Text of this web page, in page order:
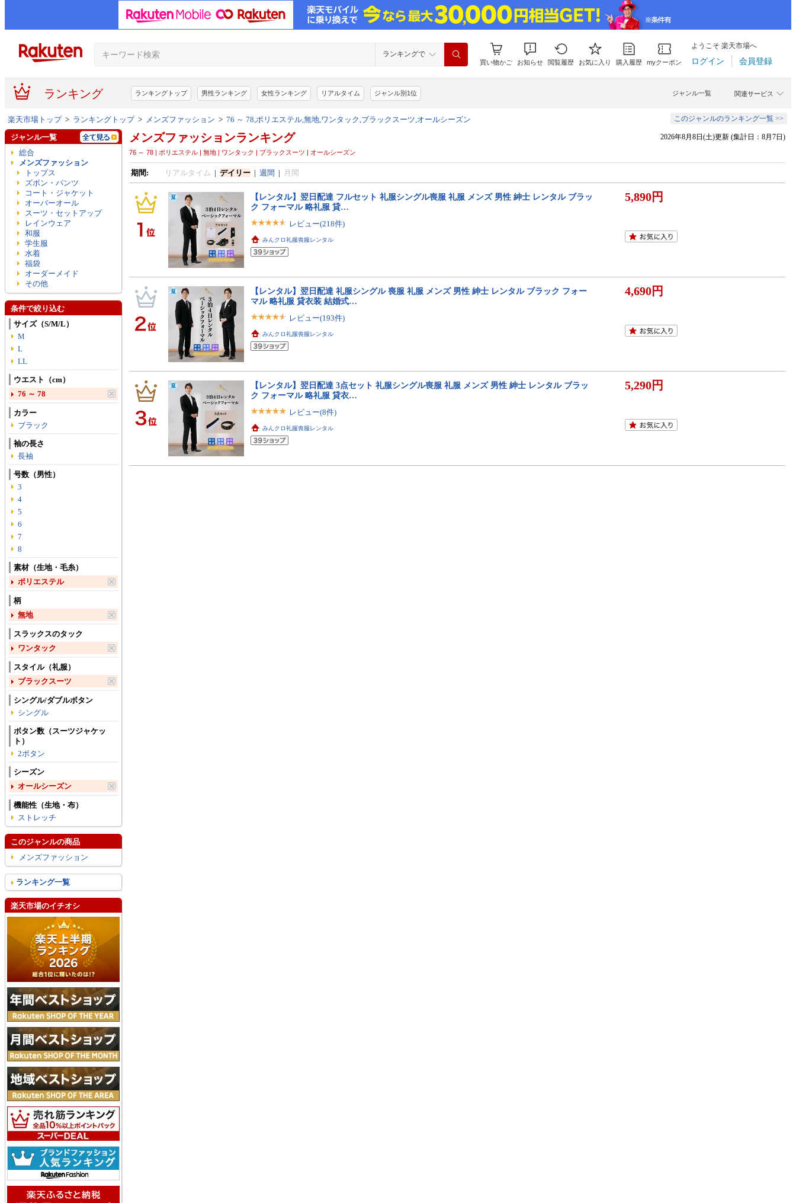
ランキングで
買い物かご お知らせ 閲覧履歴 お気に入り 購入履歴 myクーポン
ようこそ 楽天市場へ
ログイン 会員登録
ランキング 関連サービス
ジャンル一覧
ランキングトップ 男性ランキング 女性ランキング リアルタイム ジャンル別1位
楽天市場トップ> ランキングトップ> メンズファッション > 76 ～ 78,ポリエステル,無地,ワンタック,ブラックスーツ,オールシーズン このジャンルのランキング一覧 >>
メンズファッションランキング
76 ～ 78 | ポリエステル | 無地 | ワンタック | ブラックスーツ | オールシーズン
2026年8月8日(土)更新 (集計日：8月7日)
期間: リアルタイム | デイリー| 週間 | 月間
【レンタル】翌日配達 フルセット 礼服シングル喪服 礼服 メンズ 男性 紳士 レンタル ブラッ
ク フォーマル 略礼服 貸…
レビュー(218件)
みんクロ礼服喪服レンタル
5,890円
【レンタル】翌日配達 礼服シングル 喪服 礼服 メンズ 男性 紳士 レンタル ブラック フォー
マル 略礼服 貸衣装 結婚式…
レビュー(193件)
みんクロ礼服喪服レンタル
4,690円
【レンタル】翌日配達 3点セット 礼服シングル喪服 礼服 メンズ 男性 紳士 レンタル ブラッ
ク フォーマル 略礼服 貸衣…
レビュー(8件)
みんクロ礼服喪服レンタル
5,290円
ジャンル一覧
総合
メンズファッション
トップス
ズボン・パンツ
コート・ジャケット
オーバーオール
スーツ・セットアップ
レインウェア
和服
学生服
水着
福袋
オーダーメイド
その他
条件で絞り込む
サイズ（S/M/L）
M
L
LL
ウエスト（cm）
76 ～ 78
カラー
ブラック
袖の長さ
長袖
号数（男性）
3
4
5
6
7
8
素材（生地・毛糸）
ポリエステル
柄
無地
スラックスのタック
ワンタック
スタイル（礼服）
ブラックスーツ
シングル/ダブルボタン
シングル
ボタン数（スーツジャケッ
ト）
2ボタン
シーズン
オールシーズン
機能性（生地・布）
ストレッチ
このジャンルの商品
メンズファッション
ランキング一覧
楽天市場のイチオシ